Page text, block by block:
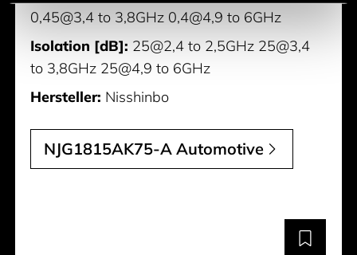
0,45@3,4 to 3,8GHz 0,4@4,9 to 6GHz
Isolation [dB]: 25@2,4 to 2,5GHz 25@3,4
to 3,8GHz 25@4,9 to 6GHz
Hersteller: Nisshinbo
NJG1815AK75-A Automotive